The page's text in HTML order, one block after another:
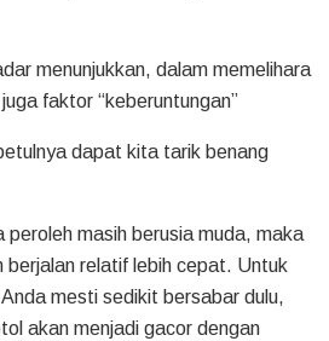
menunjukkan, dalam memelihara
faktor “keberuntungan”
dapat kita tarik benang
peroleh masih berusia muda, maka
berjalan relatif lebih cepat. Untuk
mesti sedikit bersabar dulu,
akan menjadi gacor dengan